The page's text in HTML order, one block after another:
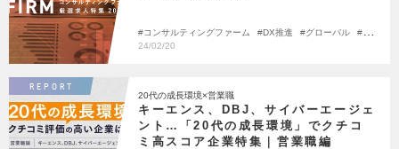
コンサルティングファーム DX推進 グローバル
ンサルティング
24/02/20
REPORT
20代の成長環境×営業職
キーエンス、DBJ、サイバーエージェ
ント…「20代の成長環境」でクチコ
ミ高スコア企業特集｜営業職編